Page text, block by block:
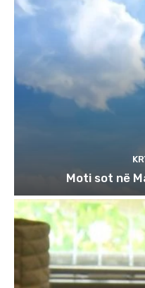
Moti sot në